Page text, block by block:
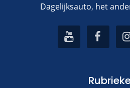
Dagelijksauto, het